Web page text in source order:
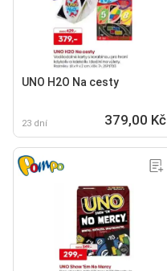
UNO H2O Na cesty
23 dní 379,00 Kč